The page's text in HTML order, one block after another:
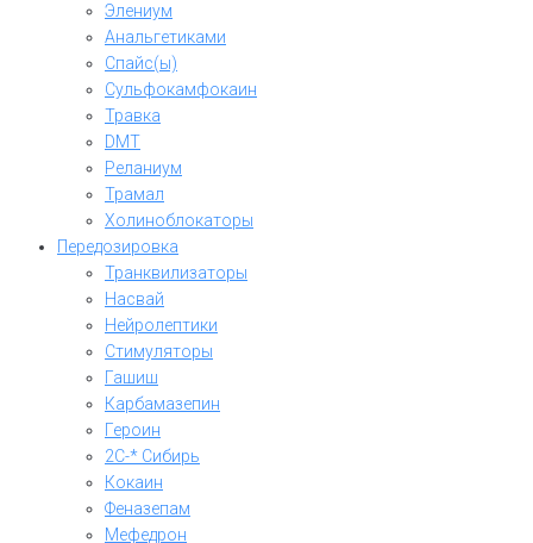
Элениум
Анальгетиками
Спайс(ы)
Сульфокамфокаин
Травка
DMT
Реланиум
Трамал
Холиноблокаторы
Передозировка
Транквилизаторы
Насвай
Нейролептики
Стимуляторы
Гашиш
Карбамазепин
Героин
2C-* Сибирь
Кокаин
Феназепам
Мефедрон